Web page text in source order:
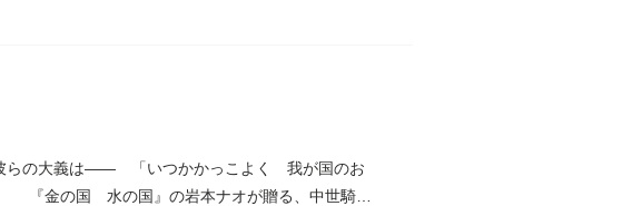
らの大義は―― 「いつかかっこよく 我が国のお
金の国 水の国』の岩本ナオが贈る、中世騎士